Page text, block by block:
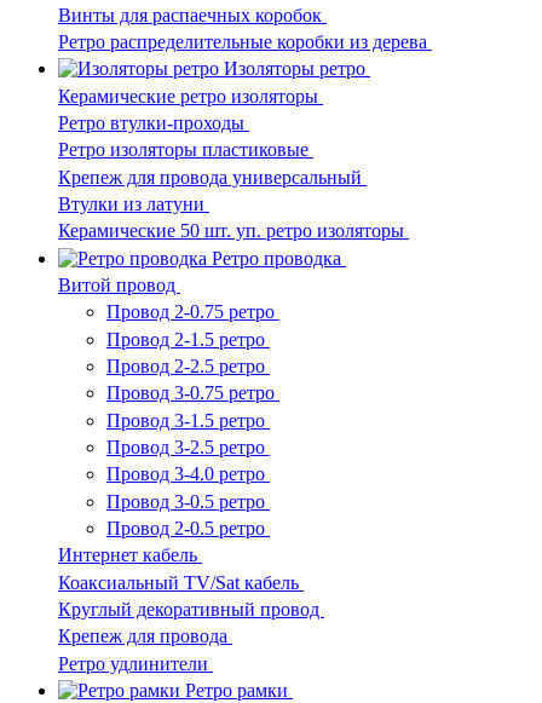
Винты для распаечных коробок
Ретро распределительные коробки из дерева
Изоляторы ретро
Керамические ретро изоляторы
Ретро втулки-проходы
Ретро изоляторы пластиковые
Крепеж для провода универсальный
Втулки из латуни
Керамические 50 шт. уп. ретро изоляторы
Ретро проводка
Витой провод
Провод 2-0.75 ретро
Провод 2-1.5 ретро
Провод 2-2.5 ретро
Провод 3-0.75 ретро
Провод 3-1.5 ретро
Провод 3-2.5 ретро
Провод 3-4.0 ретро
Провод 3-0.5 ретро
Провод 2-0.5 ретро
Интернет кабель
Коаксиальный TV/Sat кабель
Круглый декоративный провод
Крепеж для провода
Ретро удлинители
Ретро рамки